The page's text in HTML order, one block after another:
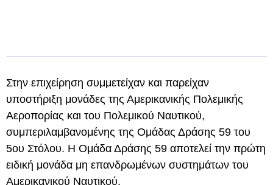
Στην επιχείρηση συμμετείχαν και παρείχαν
υποστήριξη μονάδες της Αμερικανικής Πολεμικής
Αεροπορίας και του Πολεμικού Ναυτικού,
συμπεριλαμβανομένης της Ομάδας Δράσης 59 του
5ου Στόλου. Η Ομάδα Δράσης 59 αποτελεί την πρώτη
ειδική μονάδα μη επανδρωμένων συστημάτων του
Αμερικανικού Ναυτικού.